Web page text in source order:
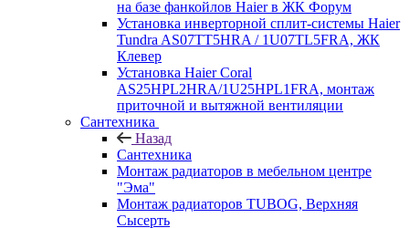
на базе фанкойлов Haier в ЖК Форум
Установка инверторной сплит-системы Haier
Tundra AS07TT5HRA / 1U07TL5FRA, ЖК
Клевер
Установка Haier Coral
AS25HPL2HRA/1U25HPL1FRA, монтаж
приточной и вытяжной вентиляции
Сантехника
Назад
Сантехника
Монтаж радиаторов в мебельном центре
"Эма"
Монтаж радиаторов TUBOG, Верхняя
Сысерть